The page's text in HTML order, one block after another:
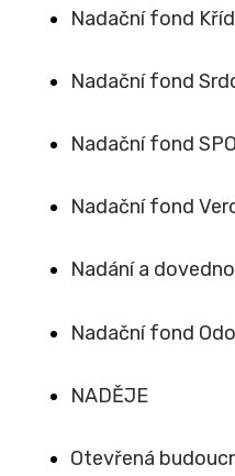
Nadační fond
Nadační fond
Nadační fond
Nadační fond
Nadání a
Nadační fond
NADĚJE
Otevřená